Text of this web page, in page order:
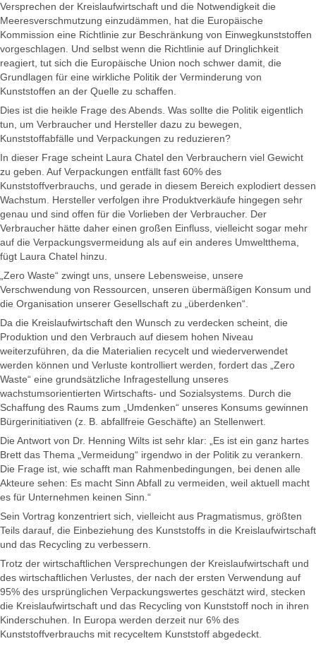
Versprechen der Kreislaufwirtschaft und die Notwendigkeit die
Meeresverschmutzung einzudämmen, hat die Europäische
Kommission eine Richtlinie zur Beschränkung von Einwegkunststoffen
vorgeschlagen. Und selbst wenn die Richtlinie auf Dringlichkeit
reagiert, tut sich die Europäische Union noch schwer damit, die
Grundlagen für eine wirkliche Politik der Verminderung von
Kunststoffen an der Quelle zu schaffen.
Dies ist die heikle Frage des Abends. Was sollte die Politik eigentlich
tun, um Verbraucher und Hersteller dazu zu bewegen,
Kunststoffabfälle und Verpackungen zu reduzieren?
In dieser Frage scheint Laura Chatel den Verbrauchern viel Gewicht
zu geben. Auf Verpackungen entfällt fast 60% des
Kunststoffverbrauchs, und gerade in diesem Bereich explodiert dessen
Wachstum. Hersteller verfolgen ihre Produktverkäufe hingegen sehr
genau und sind offen für die Vorlieben der Verbraucher. Der
Verbraucher hätte daher einen großen Einfluss, vielleicht sogar mehr
auf die Verpackungsvermeidung als auf ein anderes Umweltthema,
fügt Laura Chatel hinzu.
„Zero Waste“ zwingt uns, unsere Lebensweise, unsere
Verschwendung von Ressourcen, unseren übermäßigen Konsum und
die Organisation unserer Gesellschaft zu „überdenken“.
Da die Kreislaufwirtschaft den Wunsch zu verdecken scheint, die
Produktion und den Verbrauch auf diesem hohen Niveau
weiterzuführen, da die Materialien recycelt und wiederverwendet
werden können und Verluste kontrolliert werden, fordert das „Zero
Waste“ eine grundsätzliche Infragestellung unseres
wachstumsorientierten Wirtschafts- und Sozialsystems. Durch die
Schaffung des Raums zum „Umdenken“ unseres Konsums gewinnen
Bürgerinitiativen (z. B. abfallfreie Geschäfte) an Stellenwert.
Die Antwort von Dr. Henning Wilts ist sehr klar: „Es ist ein ganz hartes
Brett das Thema „Vermeidung“ irgendwo in der Politik zu verankern.
Die Frage ist, wie schafft man Rahmenbedingungen, bei denen alle
Akteure sehen: Es macht Sinn Abfall zu vermeiden, weil aktuell macht
es für Unternehmen keinen Sinn.“
Sein Vortrag konzentriert sich, vielleicht aus Pragmatismus, größten
Teils darauf, die Einbeziehung des Kunststoffs in die Kreislaufwirtschaft
und das Recycling zu verbessern.
Trotz der wirtschaftlichen Versprechungen der Kreislaufwirtschaft und
des wirtschaftlichen Verlustes, der nach der ersten Verwendung auf
95% des ursprünglichen Verpackungswertes geschätzt wird, stecken
die Kreislaufwirtschaft und das Recycling von Kunststoff noch in ihren
Kinderschuhen. In Europa werden derzeit nur 6% des
Kunststoffverbrauchs mit recyceltem Kunststoff abgedeckt.